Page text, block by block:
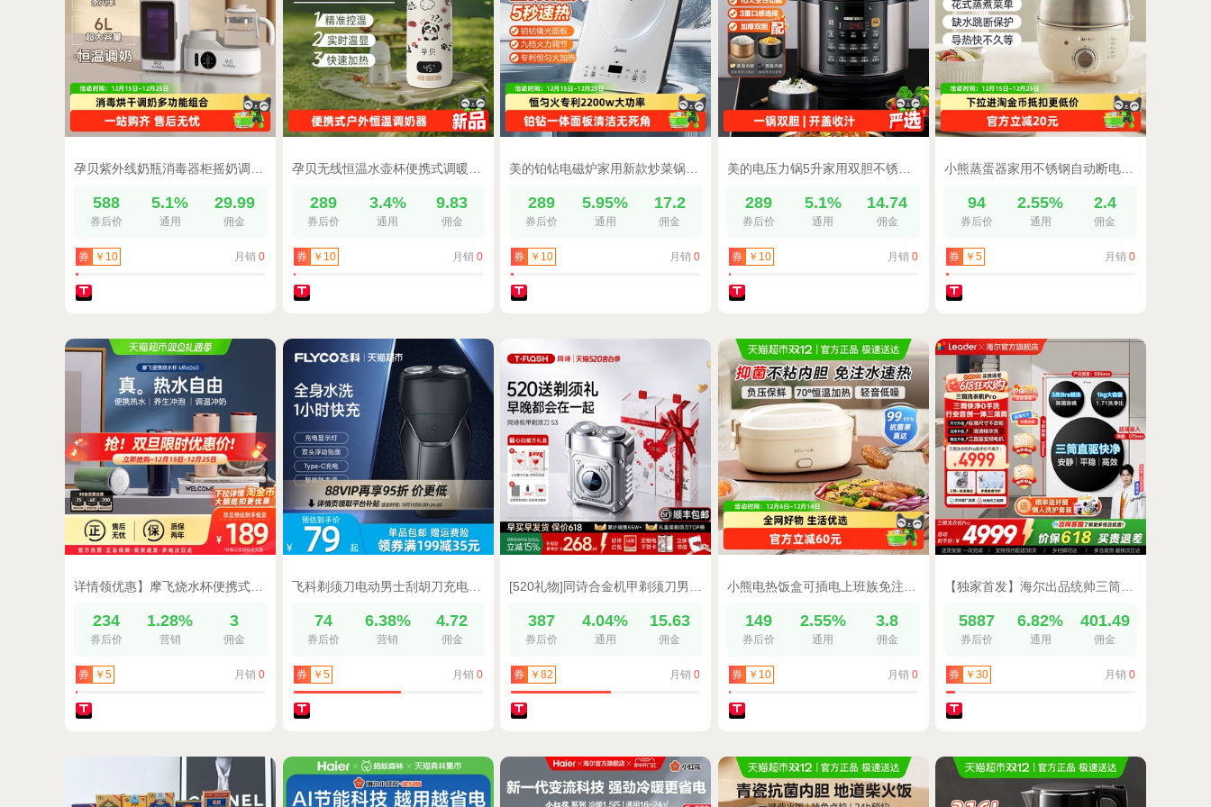
588
券后价
5.1%
通用
29.99
佣金
券 ￥10 月销 0
289
券后价
3.4%
通用
9.83
佣金
券 ￥10 月销 0
289
券后价
5.95%
通用
17.2
佣金
券 ￥10 月销 0
289
券后价
5.1%
通用
14.74
佣金
券 ￥10 月销 0
94
券后价
2.55%
通用
2.4
佣金
券 ￥5 月销 0
234
券后价
1.28%
营销
3
佣金
券 ￥5 月销 0
飞科剃须刀电动男士刮胡刀充电式胡须刀剃胡刀便携旗舰正品FS887
74
券后价
6.38%
营销
4.72
佣金
券 ￥5 月销 0
387
券后价
4.04%
通用
15.63
佣金
券 ￥82 月销 0
149
券后价
2.55%
通用
3.8
佣金
券 ￥10 月销 0
5887
券后价
6.82%
通用
401.49
佣金
券 ￥30 月销 0